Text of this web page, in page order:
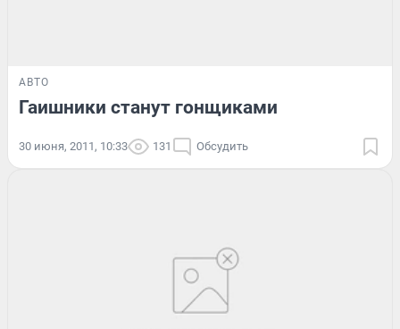
АВТО
Гаишники станут гонщиками
30 июня, 2011, 10:33 131 Обсудить